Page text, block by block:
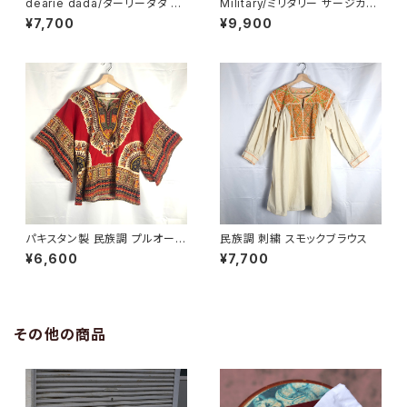
dearie dada/ダーリーダダ シ
ースルー スモック ブラウス
¥7,700
Military/ミリタリー サージカル
ガウン
¥9,900
パキスタン製 民族調 プルオーバ
ー ブラウス
¥6,600
民族調 刺繍 スモックブラウス
¥7,700
その他の商品